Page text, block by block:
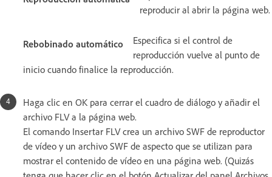
reproducir al abrir la página web.
Rebobinado automático
Especifica si el control de
reproducción vuelve al punto de
inicio cuando finalice la reproducción.
Haga clic en OK para cerrar el cuadro de diálogo y añadir el
archivo FLV a la página web.
El comando Insertar FLV crea un archivo SWF de reproductor
de vídeo y un archivo SWF de aspecto que se utilizan para
mostrar el contenido de vídeo en una página web. (Quizás